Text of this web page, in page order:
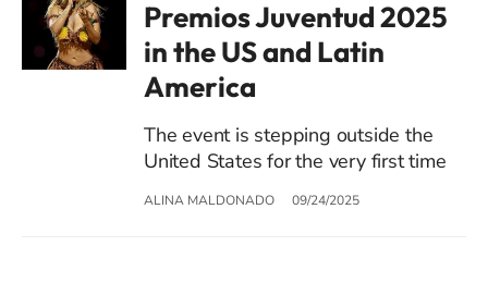
Premios Juventud 2025
in the US and Latin
America
The event is stepping outside the
United States for the very first time
ALINA MALDONADO 09/24/2025